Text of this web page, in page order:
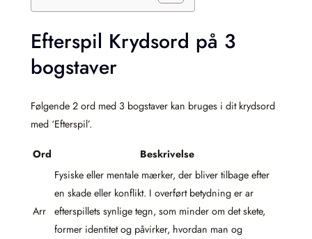
Efterspil Krydsord på 3
bogstaver
Følgende 2 ord med 3 bogstaver kan bruges i dit krydsord
med ‘Efterspil’.
Ord Beskrivelse
Arr
Fysiske eller mentale mærker, der bliver tilbage efter
en skade eller konflikt. I overført betydning er ar
efterspillets synlige tegn, som minder om det skete,
former identitet og påvirker, hvordan man og